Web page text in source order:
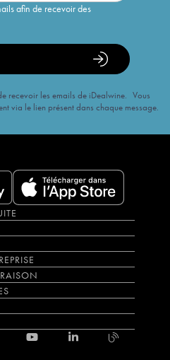
afin de recevoir des
recevoir les emails de iDealwine. Vous
via le lien présent dans chaque message.